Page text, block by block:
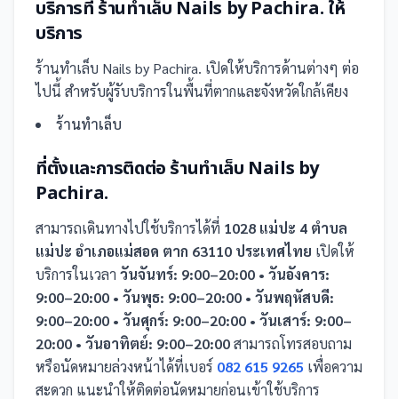
บริการที่ ร้านทำเล็บ Nails by Pachira. ให้
บริการ
ร้านทำเล็บ Nails by Pachira. เปิดให้บริการด้านต่างๆ ต่อ
ไปนี้ สำหรับผู้รับบริการในพื้นที่ตากและจังหวัดใกล้เคียง
ร้านทำเล็บ
ที่ตั้งและการติดต่อ ร้านทำเล็บ Nails by
Pachira.
สามารถเดินทางไปใช้บริการได้ที่ 1028 แม่ปะ 4 ตำบล
แม่ปะ อำเภอแม่สอด ตาก 63110 ประเทศไทย เปิดให้
บริการในเวลา วันจันทร์: 9:00–20:00 • วันอังคาร:
9:00–20:00 • วันพุธ: 9:00–20:00 • วันพฤหัสบดี:
9:00–20:00 • วันศุกร์: 9:00–20:00 • วันเสาร์: 9:00–
20:00 • วันอาทิตย์: 9:00–20:00สามารถโทรสอบถาม
หรือนัดหมายล่วงหน้าได้ที่เบอร์ 082 615 9265 เพื่อความ
สะดวก แนะนำให้ติดต่อนัดหมายก่อนเข้าใช้บริการ